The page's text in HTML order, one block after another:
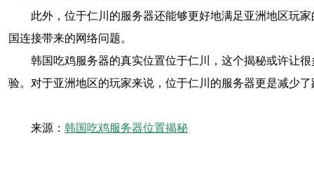
此外，位于仁川的服务器还能够更好地满足亚洲地区玩
国连接带来的网络问题。
韩国吃鸡服务器的真实位置位于仁川，这个揭秘或许让
验。对于亚洲地区的玩家来说，位于仁川的服务器更是减少
来源： 韩国吃鸡服务器位置揭秘